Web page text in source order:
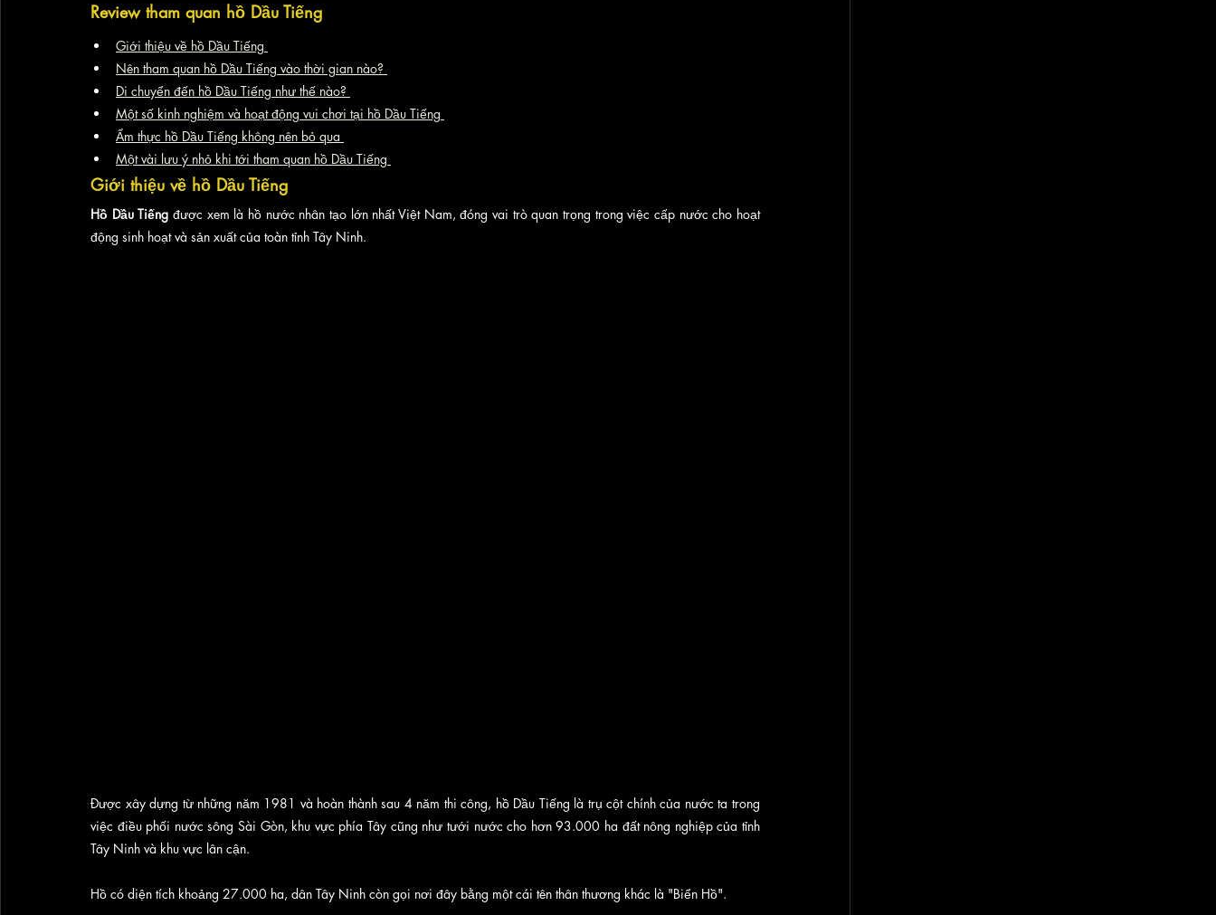
Review tham quan hồ Dầu Tiếng
Giới thiệu về hồ Dầu Tiếng
Nên tham quan hồ Dầu Tiếng vào thời gian nào?
Di chuyển đến hồ Dầu Tiếng như thế nào?
Một số kinh nghiệm và hoạt động vui chơi tại hồ Dầu Tiếng
Ẩm thực hồ Dầu Tiếng không nên bỏ qua
Một vài lưu ý nhỏ khi tới tham quan hồ Dầu Tiếng
Giới thiệu về hồ Dầu Tiếng
Hồ Dầu Tiếng được xem là hồ nước nhân tạo lớn nhất Việt Nam, đóng vai trò quan trọng trong việc cấp nước cho hoạt
động sinh hoạt và sản xuất của toàn tỉnh Tây Ninh.
Được xây dựng từ những năm 1981 và hoàn thành sau 4 năm thi công, hồ Dầu Tiếng là trụ cột chính của nước ta trong
việc điều phối nước sông Sài Gòn, khu vực phía Tây cũng như tưới nước cho hơn 93.000 ha đất nông nghiệp của tỉnh
Tây Ninh và khu vực lân cận.
Hồ có diện tích khoảng 27.000 ha, dân Tây Ninh còn gọi nơi đây bằng một cái tên thân thương khác là "Biển Hồ".